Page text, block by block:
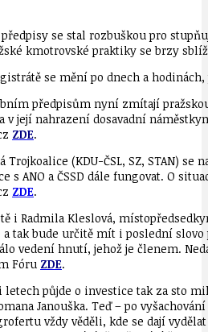
se stal rozbuškou pro
kmotrovské praktiky se brzy
se mění po dnech a
předpisům nyní zmítají
v její nahrazení dosavadní
ZDE.
Trojkoalice (KDU-ČSL, SZ,
s ANO a ČSSD dále fungovat. O
ZDE.
i Radmila Kleslová,
tak bude určitě mít i poslední
vedení hnutí, jehož je členem.
Fóru ZDE.
letech půjde o investice tak za sto
Janouška. Teď – po
vždy věděli, kde se dají